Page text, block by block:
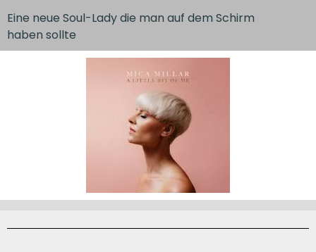
Eine neue Soul-Lady die man auf dem Schirm
haben sollte